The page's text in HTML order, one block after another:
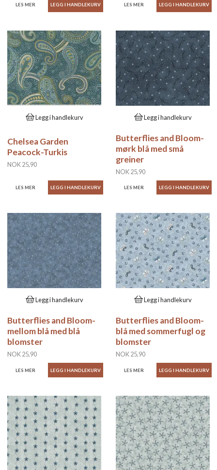
LES MER LES MER
Legg i handlekurv
Chelsea Garden
Peacock-Turkis
NOK 25,90
LES MER
Legg i handlekurv
Butterflies and Bloom-
mørk blå med små
greiner
NOK 25,90
LES MER
Legg i handlekurv
Butterflies and Bloom-
mellom blå med blå
blomster
NOK 25,90
LES MER
Legg i handlekurv
Butterflies and Bloom-
blå med sommerfugl og
blomster
NOK 25,90
LES MER